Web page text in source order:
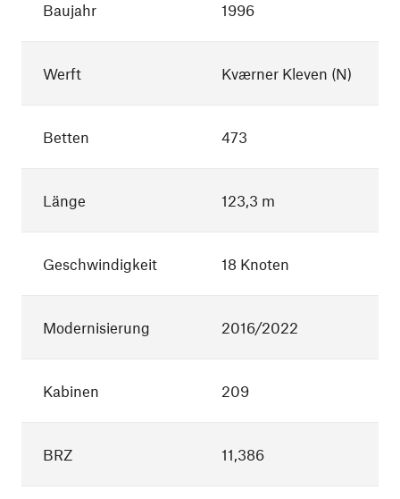
Baujahr 1996
Werft Kværner Kleven (N)
Betten 473
Länge 123,3 m
Geschwindigkeit 18 Knoten
Modernisierung 2016/2022
Kabinen 209
BRZ 11,386